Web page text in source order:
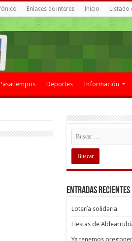
Enlaces de interes Inicio Listado
Deportes Información
Entradas recientes
Lotería solidaria
Fiestas de
Ya tenemos